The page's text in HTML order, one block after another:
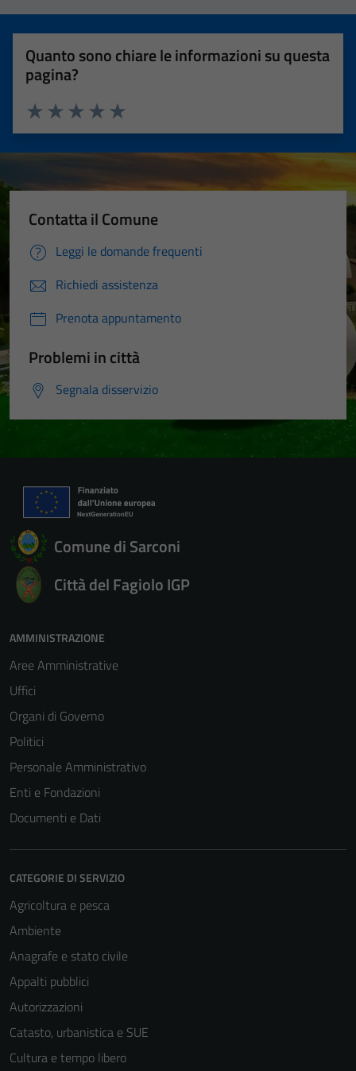
Quanto sono chiare le informazioni su questa
pagina?
Valuta 5 stelle su 5
Valuta 4 stelle su 5
Valuta 3 stelle su 5
Valuta 2 stelle su 5
Valuta 1 stelle su 5
Contatta il Comune
Leggi le domande frequenti
Richiedi assistenza
Prenota appuntamento
Problemi in città
Segnala disservizio
Comune di Sarconi
Città del Fagiolo IGP
AMMINISTRAZIONE
Aree Amministrative
Uffici
Organi di Governo
Politici
Personale Amministrativo
Enti e Fondazioni
Documenti e Dati
CATEGORIE DI SERVIZIO
Agricoltura e pesca
Ambiente
Anagrafe e stato civile
Appalti pubblici
Autorizzazioni
Catasto, urbanistica e SUE
Cultura e tempo libero